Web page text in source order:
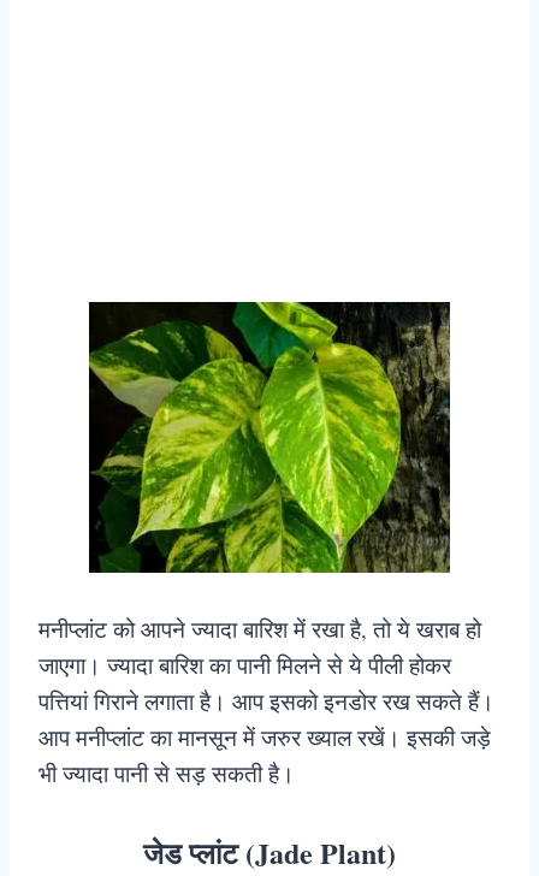
मनीप्लांट को आपने ज्यादा बारिश में रखा है, तो ये खराब हो
जाएगा। ज्यादा बारिश का पानी मिलने से ये पीली होकर
पत्तियां गिराने लगाता है। आप इसको इनडोर रख सकते हैं।
आप मनीप्लांट का मानसून में जरुर ख्याल रखें। इसकी जड़े
भी ज्यादा पानी से सड़ सकती है।
जेड प्लांट (Jade Plant)